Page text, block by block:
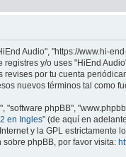
Audio", "https://www.hi-
y/o uses "HiEnd
por tu cuenta
nuevos términos tal como
phpBB",
en Ingles” (de aquí en
y la GPL estrictamente
phpBB, por favor visita: